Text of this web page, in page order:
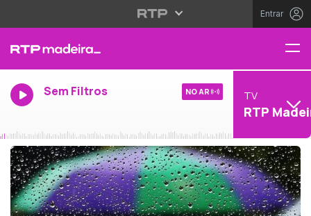
Entrar
Sem Filtros NO AR TV
RTP